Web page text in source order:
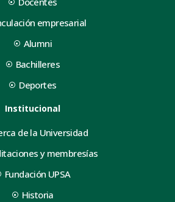
empresarial
Alumni
Bachilleres
Deportes
Institucional
de la Universidad
y membresías
Fundación UPSA
Historia